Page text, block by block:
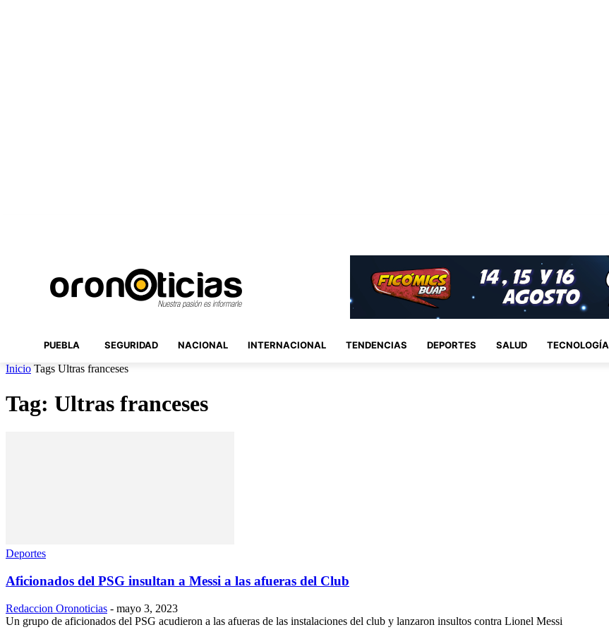
PUEBLA SEGURIDAD NACIONAL INTERNACIONAL TENDENCIAS DEPORTES SALUD TECNOLOGÍA
Inicio Tags Ultras franceses
Tag: Ultras franceses
Deportes
Aficionados del PSG insultan a Messi a las afueras del Club
Redaccion Oronoticias - mayo 3, 2023
Un grupo de aficionados del PSG acudieron a las afueras de las instalaciones del club y lanzaron insultos contra Lionel Messi